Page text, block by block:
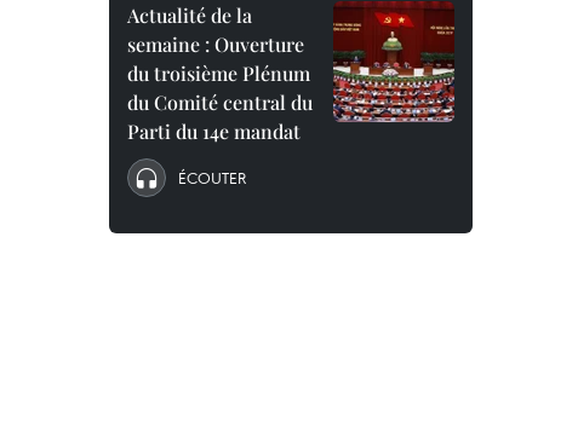
Actualité de la
semaine : Ouverture
du troisième Plénum
du Comité central du
Parti du 14e mandat
ÉCOUTER